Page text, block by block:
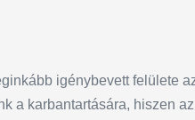
igénybevett felülete
a karbantartására, hiszen